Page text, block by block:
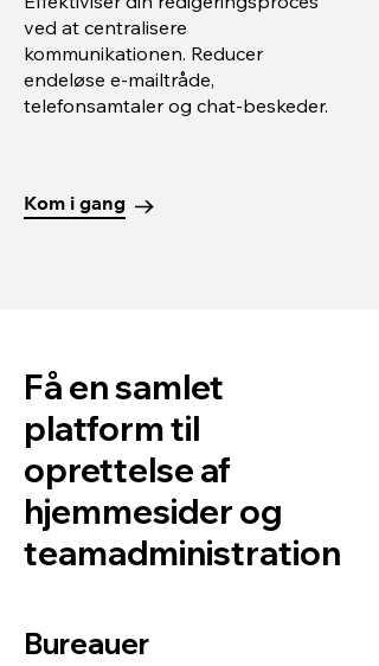
ved at centralisere
kommunikationen. Reducer
endeløse e-mailtråde,
telefonsamtaler og chat-beskeder.
Kom i gang
Få en samlet
platform til
oprettelse af
hjemmesider og
teamadministration
Bureauer